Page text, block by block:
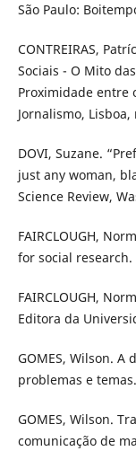
São Paulo:
CONTREIRAS,
Sociais - O Mito
Proximidade entre
Jornalismo, Lisboa,
DOVI, Suzane.
just any woman,
Science Review,
FAIRCLOUGH,
for social research.
FAIRCLOUGH,
Editora da
GOMES, Wilson.
problemas e
GOMES, Wilson.
comunicação de